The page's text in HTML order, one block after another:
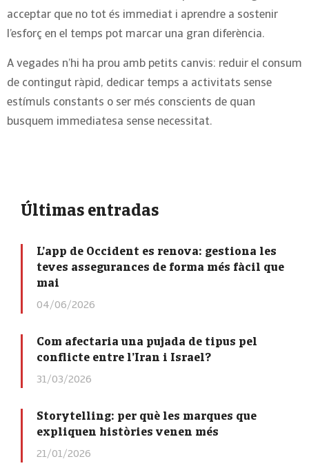
acceptar que no tot és immediat i aprendre a sostenir
l’esforç en el temps pot marcar una gran diferència.
A vegades n’hi ha prou amb petits canvis: reduir el consum
de contingut ràpid, dedicar temps a activitats sense
estímuls constants o ser més conscients de quan
busquem immediatesa sense necessitat.
Últimas entradas
L’app de Occident es renova: gestiona les
teves assegurances de forma més fàcil que
mai
04/06/2026
Com afectaria una pujada de tipus pel
conflicte entre l’Iran i Israel?
31/03/2026
Storytelling: per què les marques que
expliquen històries venen més
21/01/2026